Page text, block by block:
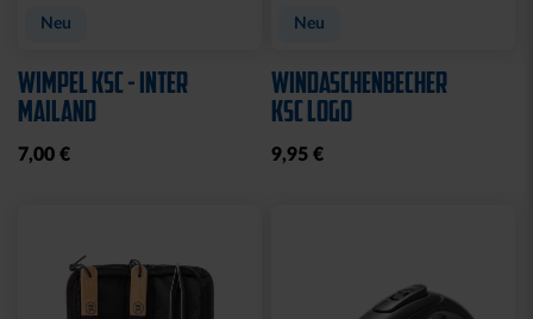
Neu
WIMPEL KSC - INTER
MAILAND
7,00 €
Neu
WINDASCHENBECHER
KSC LOGO
9,95 €